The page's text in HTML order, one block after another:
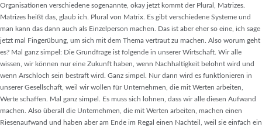
Organisationen verschiedene sogenannte, okay jetzt kommt der Plural, Matrizes.
Matrizes heißt das, glaub ich. Plural von Matrix. Es gibt verschiedene Systeme und
man kann das dann auch als Einzelperson machen. Das ist aber eher so eine, ich sage
jetzt mal Fingerübung, um sich mit dem Thema vertraut zu machen. Also worum geht
es? Mal ganz simpel: Die Grundfrage ist folgende in unserer Wirtschaft. Wir alle
wissen, wir können nur eine Zukunft haben, wenn Nachhaltigkeit belohnt wird und
wenn Arschloch sein bestraft wird. Ganz simpel. Nur dann wird es funktionieren in
unserer Gesellschaft, weil wir wollen für Unternehmen, die mit Werten arbeiten,
Werte schaffen. Mal ganz simpel. Es muss sich lohnen, dass wir alle diesen Aufwand
machen. Also überall die Unternehmen, die mit Werten arbeiten, machen einen
Riesenaufwand und haben aber am Ende im Regal einen Nachteil, weil sie einfach ein